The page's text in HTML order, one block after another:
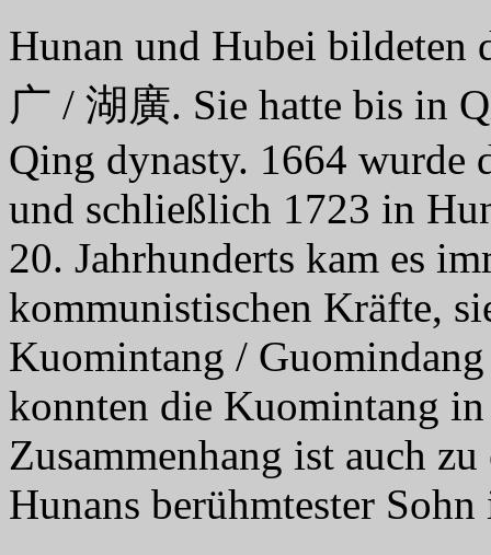
Hunan und Hubei bildeten
广 / 湖廣. Sie hatte bis in
Qing dynasty. 1664 wurde
und schließlich 1723 in
20. Jahrhunderts kam es
kommunistischen Kräfte,
Kuomintang / Guomindang
konnten die Kuomintang
Zusammenhang ist auch
Hunans berühmtester Sohn